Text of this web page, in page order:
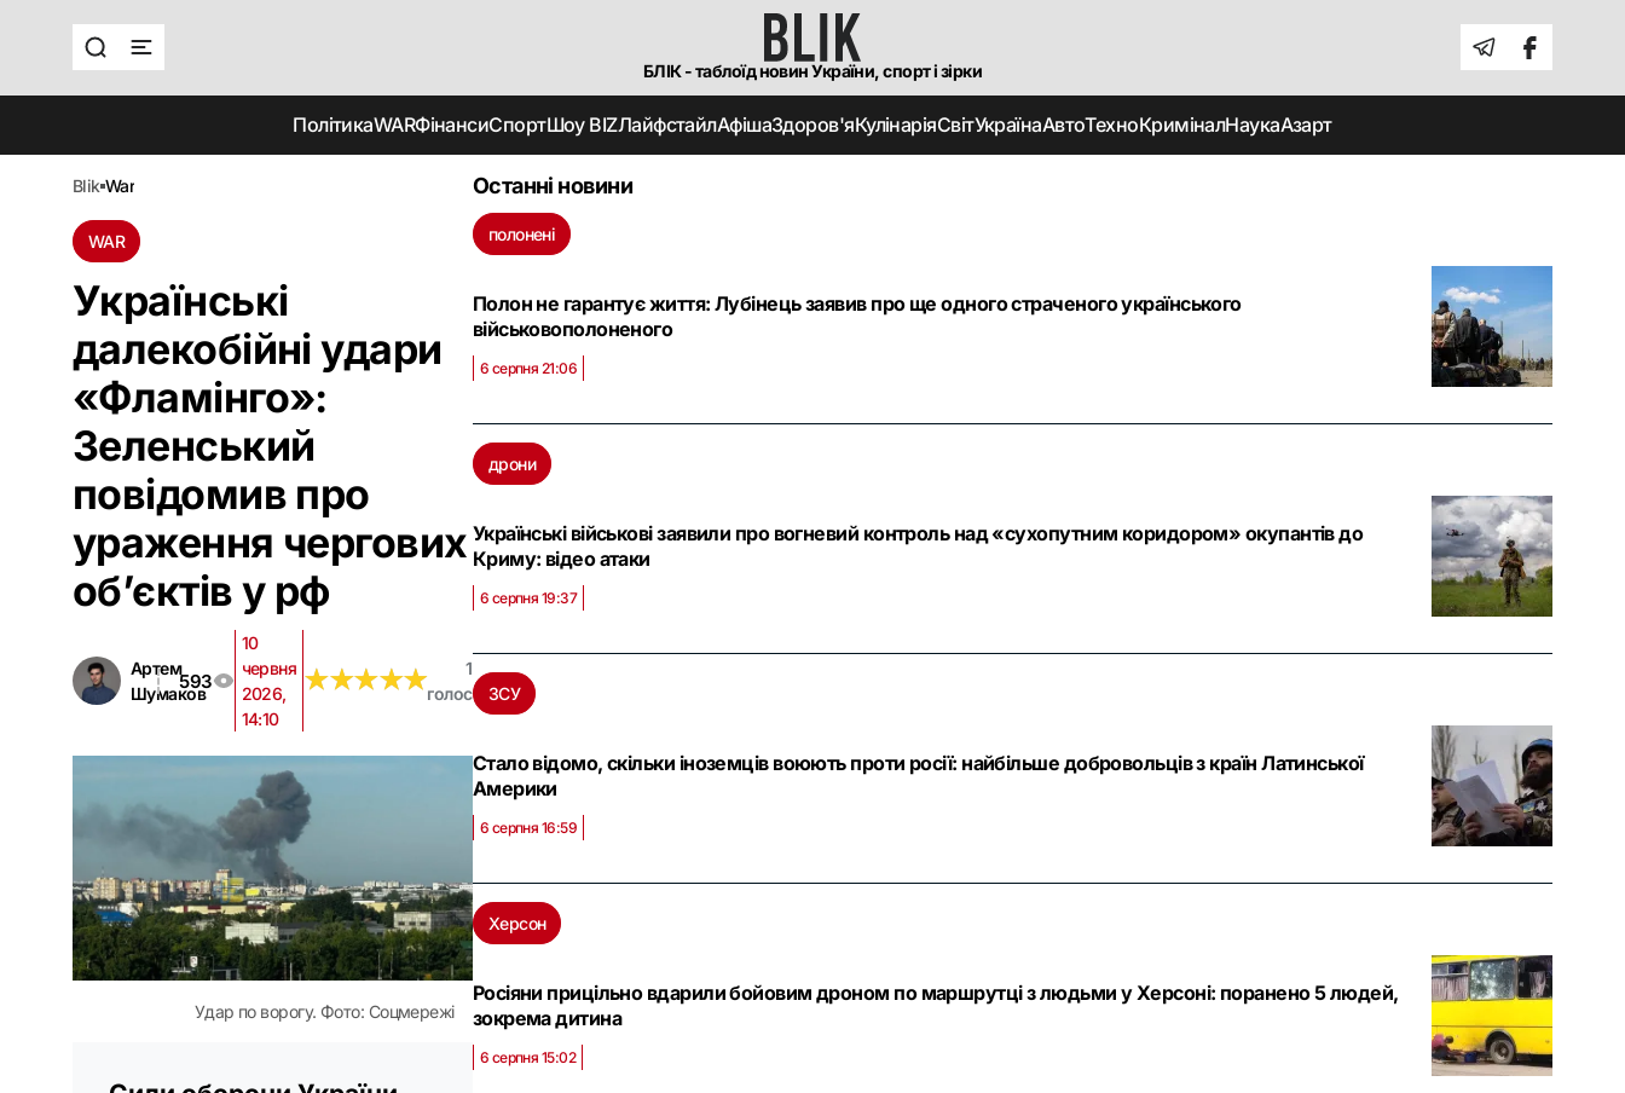
БЛІК - таблоїд новин України, спорт і зірки
ПолітикаWARФінансиСпортШоу BIZЛайфстайлАфішаЗдоров'яКулінаріяСвітУкраїнаАвтоТехноКриміналНаукаАзарт
blik war
WAR
Українські
далекобійні удари
«Фламінго»:
Зеленський
повідомив про
ураження чергових
об’єктів у рф
Артем
Шумаков
593
10
червня
2026,
14:10
★★★★★
★★★★★
1
голос
Удар по ворогу. Фото: Соцмережі
Останні новини
полонені
Полон не гарантує життя: Лубінець заявив про ще одного страченого українського
військовополоненого
6 серпня 21:06
дрони
Українські військові заявили про вогневий контроль над «сухопутним коридором» окупантів до
Криму: відео атаки
6 серпня 19:37
ЗСУ
Стало відомо, скільки іноземців воюють проти росії: найбільше добровольців з країн Латинської
Америки
6 серпня 16:59
Херсон
Росіяни прицільно вдарили бойовим дроном по маршрутці з людьми у Херсоні: поранено 5 людей,
зокрема дитина
6 серпня 15:02